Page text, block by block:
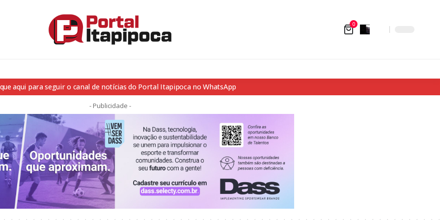
0
aqui para seguir o canal de notícias do Portal Itapipoca no WhatsApp
- Publicidade -